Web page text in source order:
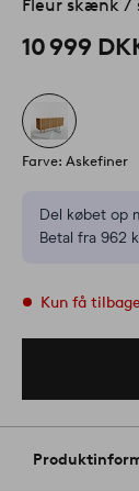
Fleur skænk /
10 999
Farve: Askefiner
Del købet op
Betal fra 962
Kun få tilbage